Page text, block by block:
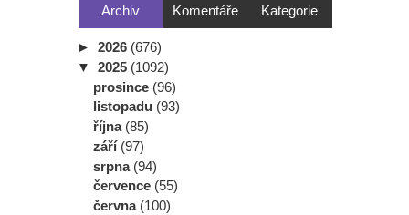
Archiv Komentáře Kategorie
► 2026 (676)
▼ 2025 (1092)
prosince (96)
listopadu (93)
října (85)
září (97)
srpna (94)
července (55)
června (100)